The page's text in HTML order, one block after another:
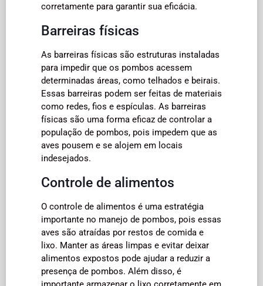
corretamente para garantir sua eficácia.
Barreiras físicas
As barreiras físicas são estruturas instaladas
para impedir que os pombos acessem
determinadas áreas, como telhados e beirais.
Essas barreiras podem ser feitas de materiais
como redes, fios e espículas. As barreiras
físicas são uma forma eficaz de controlar a
população de pombos, pois impedem que as
aves pousem e se alojem em locais
indesejados.
Controle de alimentos
O controle de alimentos é uma estratégia
importante no manejo de pombos, pois essas
aves são atraídas por restos de comida e
lixo. Manter as áreas limpas e evitar deixar
alimentos expostos pode ajudar a reduzir a
presença de pombos. Além disso, é